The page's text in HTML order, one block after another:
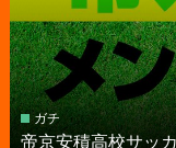
ガチ
帝京安積高校サッ